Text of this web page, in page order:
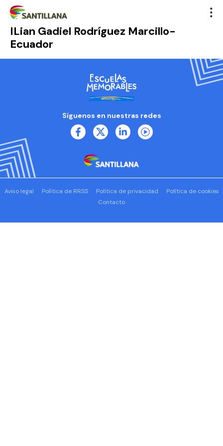
ILian Gadiel Rodríguez Marcillo-
Ecuador
Síguenos en nuestras redes
Aviso legal Política de RRSS Política de privacidad
Política de cookies
Contacto